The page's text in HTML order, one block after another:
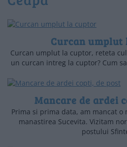
Curcan
Curcan umplut la cuptor, reteta
un curcan intreg la cuptor? Cum
Mancare de ardei
Prima si prima data, am mancat o
manastirea Sucevita. Vizitam
postului